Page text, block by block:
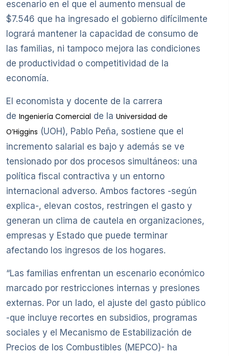
escenario en el que el aumento mensual de
$7.546 que ha ingresado el gobierno difícilmente
logrará mantener la capacidad de consumo de
las familias, ni tampoco mejora las condiciones
de productividad o competitividad de la
economía.
El economista y docente de la carrera
de Ingeniería Comercial de la Universidad de
O’Higgins (UOH), Pablo Peña, sostiene que el
incremento salarial es bajo y además se ve
tensionado por dos procesos simultáneos: una
política fiscal contractiva y un entorno
internacional adverso. Ambos factores -según
explica-, elevan costos, restringen el gasto y
generan un clima de cautela en organizaciones,
empresas y Estado que puede terminar
afectando los ingresos de los hogares.
“Las familias enfrentan un escenario económico
marcado por restricciones internas y presiones
externas. Por un lado, el ajuste del gasto público
-que incluye recortes en subsidios, programas
sociales y el Mecanismo de Estabilización de
Precios de los Combustibles (MEPCO)- ha